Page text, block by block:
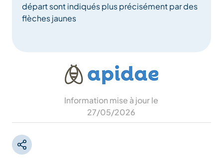
départ sont indiqués plus précisément par des
flèches jaunes
Information mise à jour le
27/05/2026